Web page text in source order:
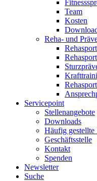
Team
Kosten
Reha- und
Rehasport
Servicepoint
Stellenangebote
Downloads
Häufig gestellte
Geschäftsstelle
Kontakt
Spenden
Newsletter
Suche